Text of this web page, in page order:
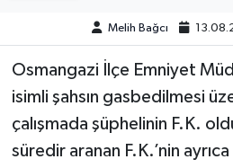
Melih Bağcı
Osmangazi İlçe Emniyet
isimli şahsın gasbedilmesi
çalışmada şüphelinin F.K.
süredir aranan F.K.’nin ayrıca